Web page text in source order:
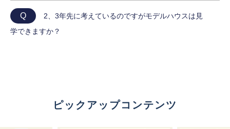
Q
2、3年先に考えているのですがモデルハウスは見
学できますか？
ピックアップコンテンツ